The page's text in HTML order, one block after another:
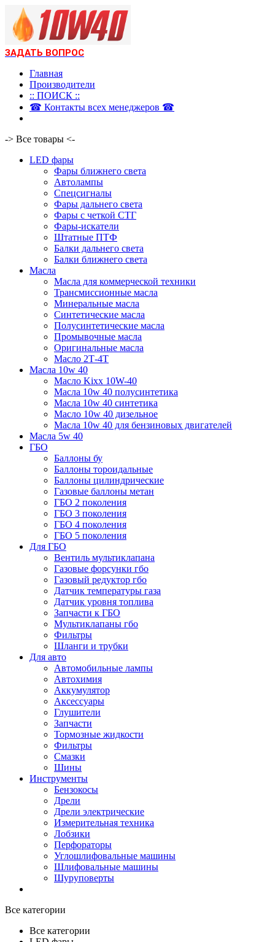
ЗАДАТЬ ВОПРОС
Главная
Производители
:: ПОИСК ::
☎ Контакты всех менеджеров ☎
-> Все товары <-
LED фары
Фары ближнего света
Автолампы
Спецсигналы
Фары дальнего света
Фары с четкой СТГ
Фары-искатели
Штатные ПТФ
Балки дальнего света
Балки ближнего света
Масла
Масла для коммерческой техники
Трансмиссионные масла
Минеральные масла
Синтетические масла
Полусинтетические масла
Промывочные масла
Оригинальные масла
Масло 2Т-4Т
Масла 10w 40
Mасло Kixx 10W-40
Масла 10w 40 полусинтетика
Масла 10w 40 синтетика
Масло 10w 40 дизельное
Масла 10w 40 для бензиновых двигателей
Масла 5w 40
ГБО
Баллоны бу
Баллоны тороидальные
Баллоны цилиндрические
Газовые баллоны метан
ГБО 2 поколения
ГБО 3 поколения
ГБО 4 поколения
ГБО 5 поколения
Для ГБО
Вентиль мультиклапана
Газовые форсунки гбо
Газовый редуктор гбо
Датчик температуры газа
Датчик уровня топлива
Запчасти к ГБО
Мультиклапаны гбо
Фильтры
Шланги и трубки
Для авто
Автомобильные лампы
Автохимия
Аккумулятор
Аксессуары
Глушители
Запчасти
Тормозные жидкости
Фильтры
Смазки
Шины
Инструменты
Бензокосы
Дрели
Дрели электрические
Измерительная техника
Лобзики
Перфораторы
Углошлифовальные машины
Шлифовальные машины
Шуруповерты
Все категории
Все категории